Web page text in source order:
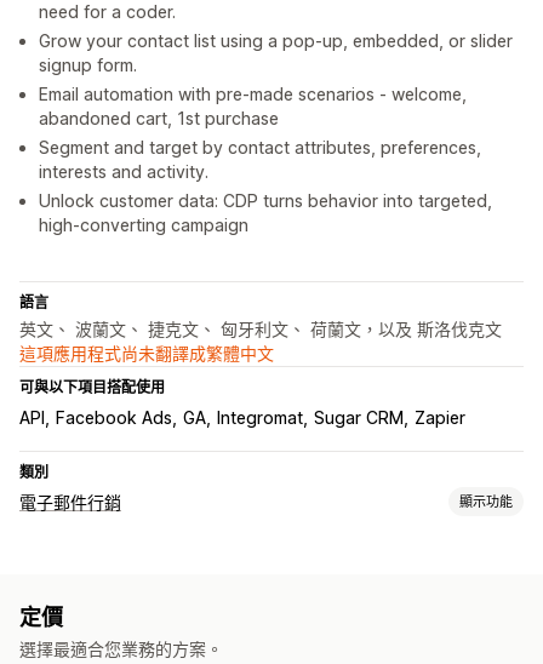
need for a coder.
Grow your contact list using a pop-up, embedded, or slider
signup form.
Email automation with pre-made scenarios - welcome,
abandoned cart, 1st purchase
Segment and target by contact attributes, preferences,
interests and activity.
Unlock customer data: CDP turns behavior into targeted,
high-converting campaign
語言
英文、 波蘭文、 捷克文、 匈牙利文、 荷蘭文，以及 斯洛伐克文
這項應用程式尚未翻譯成繁體中文
可與以下項目搭配使用
API Facebook Ads GA Integromat Sugar CRM Zapier
類別
電子郵件行銷 顯示功能
表單
購物車電子郵件 結帳電子郵件
定價
選擇最適合您業務的方案。